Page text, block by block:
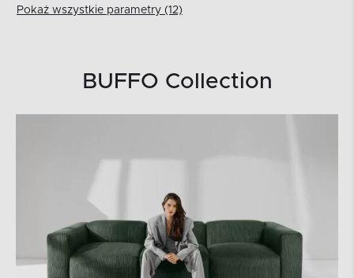
Pokaż wszystkie parametry (12)
BUFFO Collection